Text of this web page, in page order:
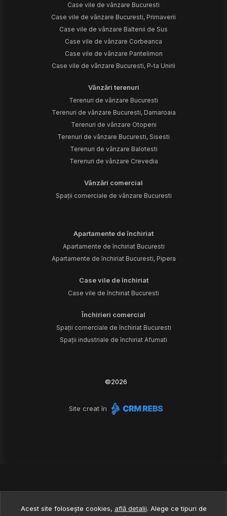
Case vile de vânzare Bucuresti
Case vile de vânzare Bucuresti, Primaverii
Case vile de vânzare Baltenii de Sus
Case vile de vânzare Corbeanca
Case vile de vânzare Pantelimon
Case vile de vânzare Bucuresti, P-ta Unirii
Vânzări terenuri
Terenuri de vânzare Bucuresti
Terenuri de vânzare Bucuresti, Damaroaia
Terenuri de vânzare Otopeni
Terenuri de vânzare Bucuresti, Sisesti
Terenuri de vânzare Balotesti
Terenuri de vânzare Crevedia
Vânzări comercial
Spații comerciale de vânzare Bucuresti
Apartamente de închiriat
Apartamente de închiriat Bucuresti
Apartamente de închiriat Bucuresti, Pipera
Case vile de închiriat
Case vile de închiriat Bucuresti
Închirieri comercial
Spații comerciale de închiriat Bucuresti
Spații industriale de închiriat Afumati
©2026
Site creat în
Acest site folosește cookies, află detalii. Alege ce tipuri de